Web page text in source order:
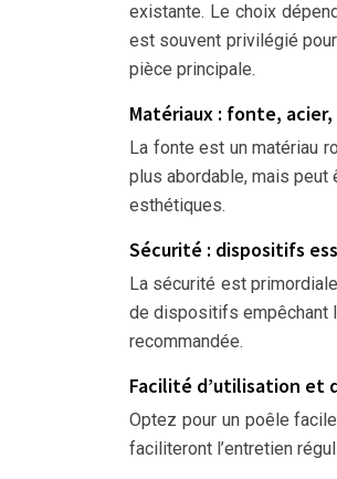
existante. Le choix
est souvent privilégié
pièce principale.
Matériaux : fonte,
La fonte est un matériau
plus abordable, mais peut
esthétiques.
Sécurité : dispositifs
La sécurité est
de dispositifs empêchant
recommandée.
Facilité d’utilisation et
Optez pour un poêle
faciliteront l’entretien